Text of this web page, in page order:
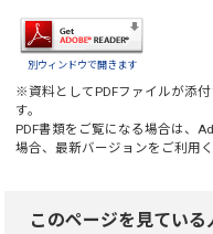
別ウィンドウで開きます
※資料としてPDFファイルが添
す。
PDF書類をご覧になる場合は、
場合、最新バージョンをご利用く
このページを見てい